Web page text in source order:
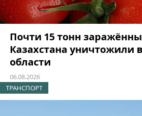
Почти 15 тонн
Казахстана уничтожили
области
06.08.2026
ТРАНСПОРТ